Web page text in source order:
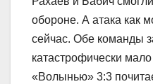
обороне. А атака как
сейчас. Обе команды
катастрофически
«Волынью» 3:3